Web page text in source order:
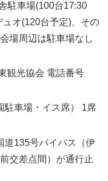
駐車場(100台17:30
オ(120台予定)、その
場周辺は駐車場なし
観光協会 電話番号
駐車場・イス席） 1席
道135号バイパス（伊
交差点間）が通行止